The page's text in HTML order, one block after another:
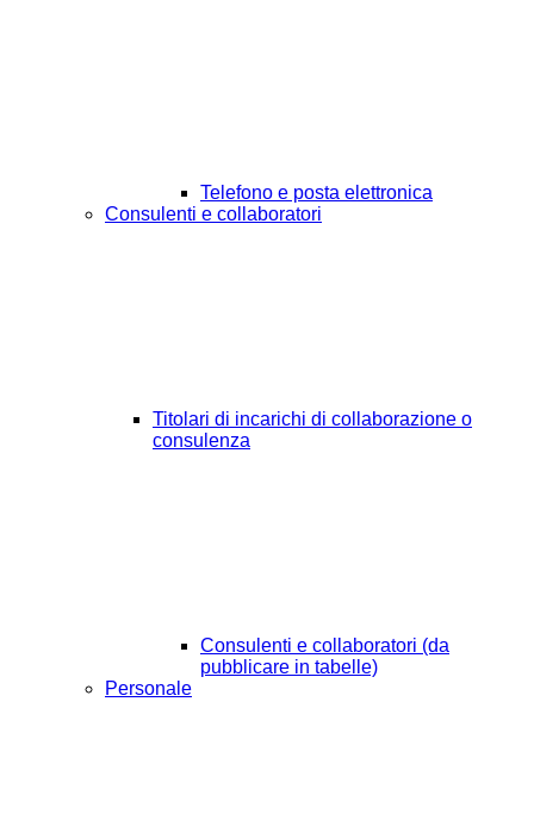
Telefono e posta elettronica
Consulenti e collaboratori
Titolari di incarichi di collaborazione o
consulenza
Consulenti e collaboratori (da
pubblicare in tabelle)
Personale